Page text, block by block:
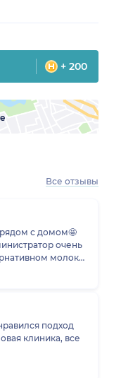
+ 200
Все отзывы
с домом🤩
очень
молоке
на косметике
свой отзыв:
биорепил у
Анна
биорепил
после первой
подход
клиника, все